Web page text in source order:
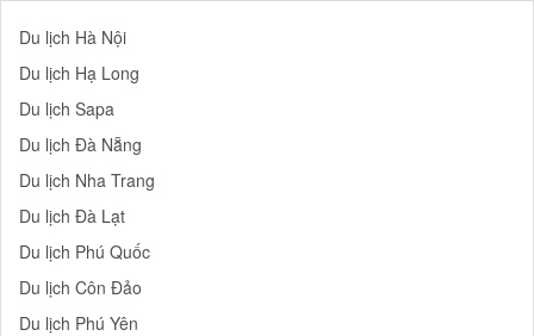
Du lịch Hà Nội
Du lịch Hạ Long
Du lịch Sapa
Du lịch Đà Nẵng
Du lịch Nha Trang
Du lịch Đà Lạt
Du lịch Phú Quốc
Du lịch Côn Đảo
Du lịch Phú Yên